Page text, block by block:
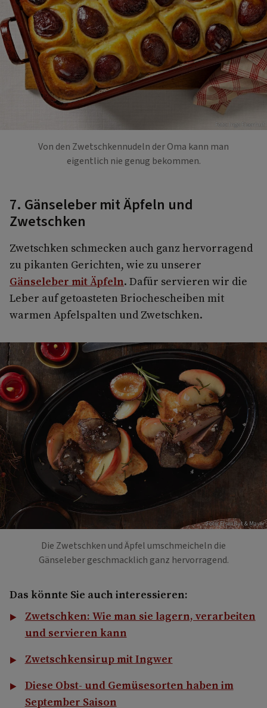
Foto: Ingo Eisenhut
Von den Zwetschkennudeln der Oma kann man
eigentlich nie genug bekommen.
7. Gänseleber mit Äpfeln und
Zwetschken
Zwetschken schmecken auch ganz hervorragend
zu pikanten Gerichten, wie zu unserer
Gänseleber mit Äpfeln. Dafür servieren wir die
Leber auf getoasteten Briochescheiben mit
warmen Apfelspalten und Zwetschken.
Foto: Eisenhut & Mayer
Die Zwetschken und Äpfel umschmeicheln die
Gänseleber geschmacklich ganz hervorragend.
Das könnte Sie auch interessieren:
Zwetschken: Wie man sie lagern, verarbeiten
und servieren kann
Zwetschkensirup mit Ingwer
Diese Obst- und Gemüsesorten haben im
September Saison